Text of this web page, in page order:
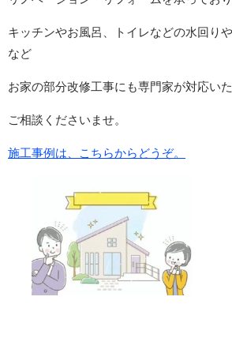
キッチンやお風呂、トイレなどの水回り
など
お家の部分改修工事にも専門家が対応い
ご相談くださいませ。
施工事例は、こちらからどうぞ。